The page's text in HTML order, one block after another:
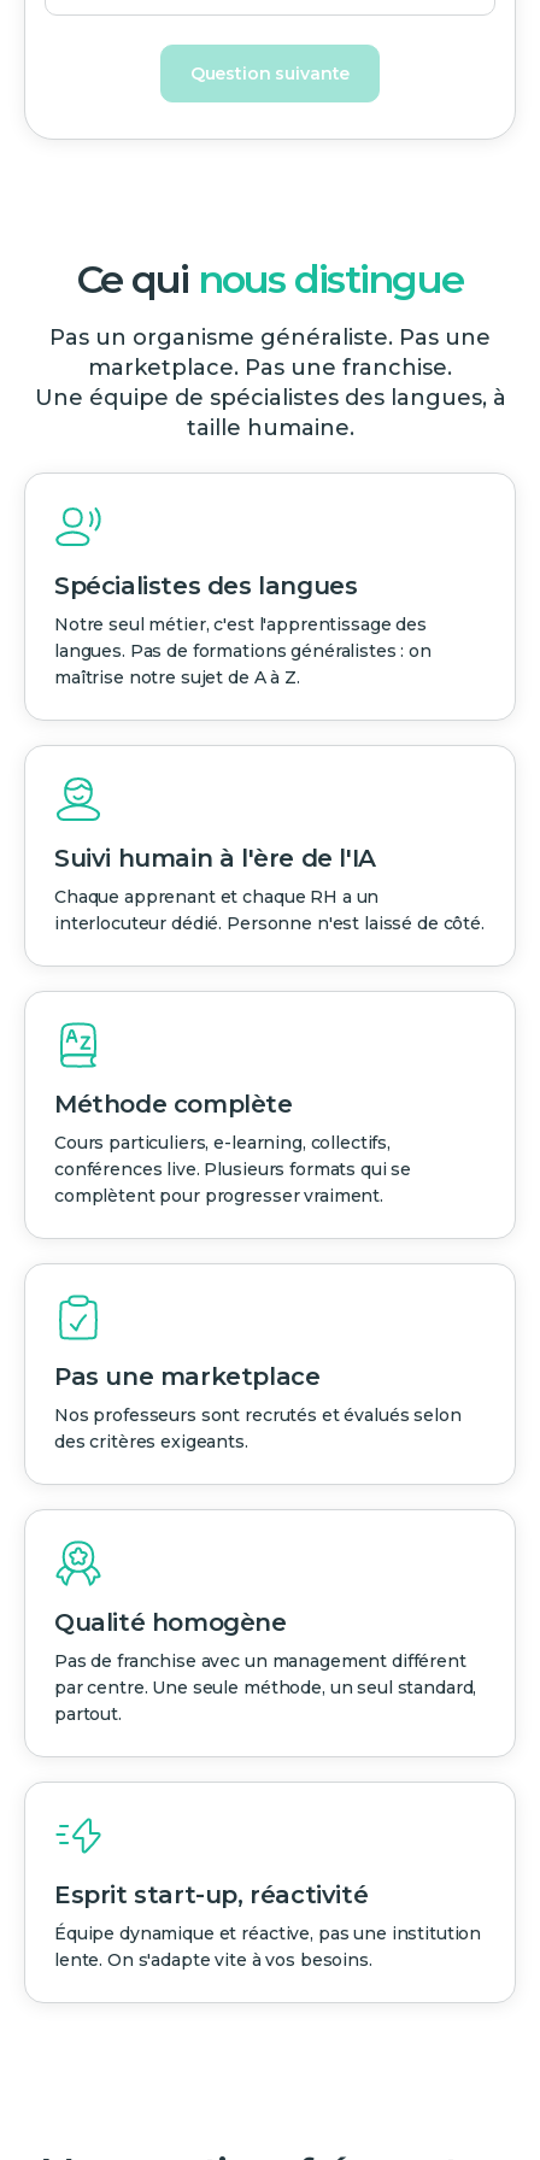
Question suivante
Ce qui nous distingue
Pas un organisme généraliste. Pas une
marketplace. Pas une franchise.
Une équipe de spécialistes des langues, à
taille humaine.
Spécialistes des langues
Notre seul métier, c'est l'apprentissage des
langues. Pas de formations généralistes : on
maîtrise notre sujet de A à Z.
Suivi humain à l'ère de l'IA
Chaque apprenant et chaque RH a un
interlocuteur dédié. Personne n'est laissé de côté.
Méthode complète
Cours particuliers, e-learning, collectifs,
conférences live. Plusieurs formats qui se
complètent pour progresser vraiment.
Pas une marketplace
Nos professeurs sont recrutés et évalués selon
des critères exigeants.
Qualité homogène
Pas de franchise avec un management différent
par centre. Une seule méthode, un seul standard,
partout.
Esprit start-up, réactivité
Équipe dynamique et réactive, pas une institution
lente. On s'adapte vite à vos besoins.